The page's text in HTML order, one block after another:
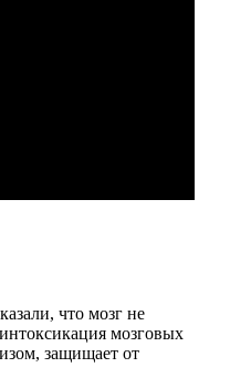
что мозг не
мозговых
защищает от